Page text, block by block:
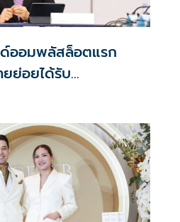
ด์ออมพลัสล็อตแรก
ย่อยได้รับ